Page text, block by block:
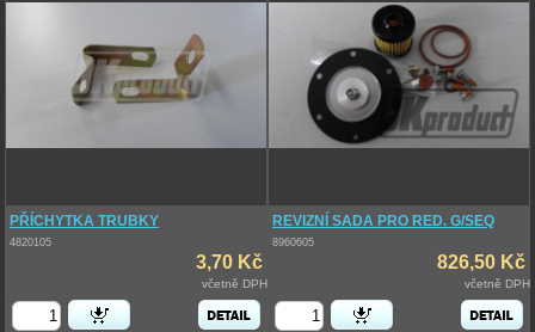
PŘÍCHYTKA TRUBKY
4820105
3,70 Kč
včetně DPH
REVIZNÍ SADA PRO RED. G/SEQ
8960605
826,50 Kč
včetně DPH